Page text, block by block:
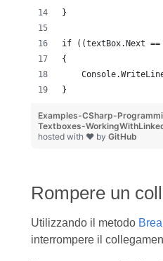
}
if ((textBox.Next
{
}
Examples-CSharp-
Textboxes-
hosted with ❤ by GitHub
Rompere un
Utilizzando il metodo
interrompere il